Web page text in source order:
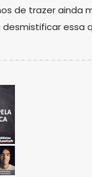
de trazer ainda
desmistificar essa